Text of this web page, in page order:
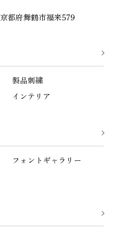
京都府舞鶴市福来579
製品刺繍
インテリア
フォントギャラリー